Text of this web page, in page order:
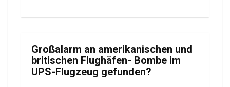
Großalarm an amerikanischen und
britischen Flughäfen- Bombe im
UPS-Flugzeug gefunden?